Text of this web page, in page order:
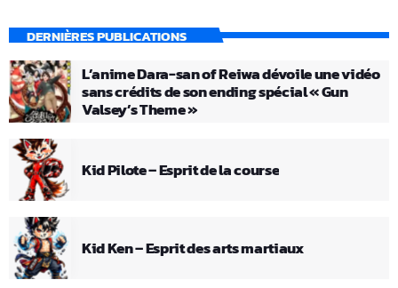
DERNIÈRES PUBLICATIONS
L’anime Dara-san of Reiwa dévoile une vidéo
sans crédits de son ending spécial « Gun
Valsey’s Theme »
Kid Pilote – Esprit de la course
Kid Ken – Esprit des arts martiaux